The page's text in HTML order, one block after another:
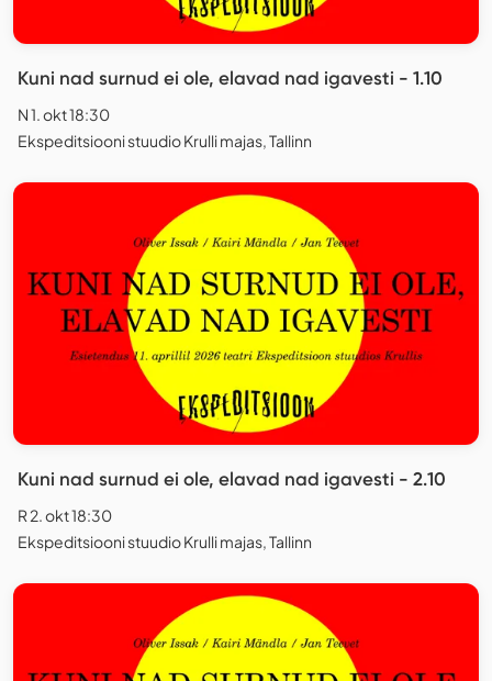
Kuni nad surnud ei ole, elavad nad igavesti - 1.10
N 1. okt 18:30
Ekspeditsiooni stuudio Krulli majas, Tallinn
Kuni nad surnud ei ole, elavad nad igavesti - 2.10
R 2. okt 18:30
Ekspeditsiooni stuudio Krulli majas, Tallinn